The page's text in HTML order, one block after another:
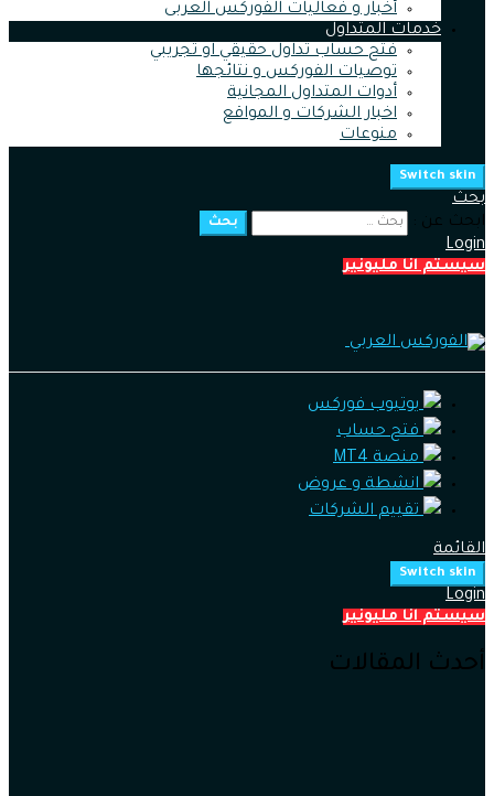
أخبار و فعاليات الفوركس العربى
خدمات المتداول
فتح حساب تداول حقيقي او تجريبي
توصيات الفوركس و نتائجها
أدوات المتداول المجانية
اخبار الشركات و المواقع
منوعات
Switch skin
بحث
ابحث عن :
بحث
Login
سيستم انا مليونير
يوتيوب فوركس
فتح حساب
منصة MT4
انشطة و عروض
تقييم الشركات
القائمة
Switch skin
Login
سيستم انا مليونير
أحدث المقالات